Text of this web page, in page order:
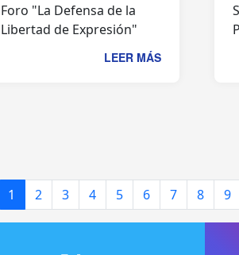
Foro "La Defensa de la
Libertad de Expresión"
LEER MÁS
1 2 3 4 5 6 7 8 9